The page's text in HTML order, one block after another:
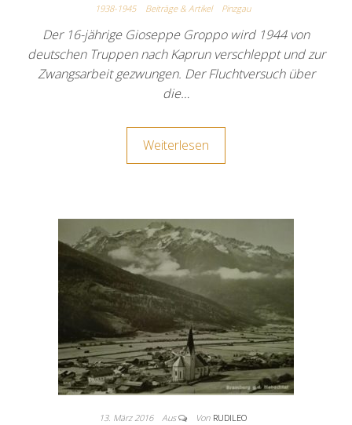
1938-1945 Beiträge & Artikel Pinzgau
Der 16-jährige Gioseppe Groppo wird 1944 von
deutschen Truppen nach Kaprun verschleppt und zur
Zwangsarbeit gezwungen. Der Fluchtversuch über
die…
Weiterlesen
13. März 2016 Aus Von RUDILEO